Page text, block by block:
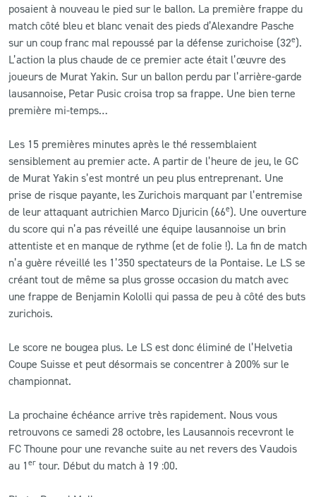
posaient à nouveau le pied sur le ballon. La première frappe du
match côté bleu et blanc venait des pieds d’Alexandre Pasche
sur un coup franc mal repoussé par la défense zurichoise (32e).
L’action la plus chaude de ce premier acte était l’œuvre des
joueurs de Murat Yakin. Sur un ballon perdu par l’arrière-garde
lausannoise, Petar Pusic croisa trop sa frappe. Une bien terne
première mi-temps…
Les 15 premières minutes après le thé ressemblaient
sensiblement au premier acte. A partir de l’heure de jeu, le GC
de Murat Yakin s’est montré un peu plus entreprenant. Une
prise de risque payante, les Zurichois marquant par l’entremise
de leur attaquant autrichien Marco Djuricin (66e). Une ouverture
du score qui n’a pas réveillé une équipe lausannoise un brin
attentiste et en manque de rythme (et de folie !). La fin de match
n’a guère réveillé les 1’350 spectateurs de la Pontaise. Le LS se
créant tout de même sa plus grosse occasion du match avec
une frappe de Benjamin Kololli qui passa de peu à côté des buts
zurichois.
Le score ne bougea plus. Le LS est donc éliminé de l’Helvetia
Coupe Suisse et peut désormais se concentrer à 200% sur le
championnat.
La prochaine échéance arrive très rapidement. Nous vous
retrouvons ce samedi 28 octobre, les Lausannois recevront le
FC Thoune pour une revanche suite au net revers des Vaudois
au 1 er tour. Début du match à 19 :00.